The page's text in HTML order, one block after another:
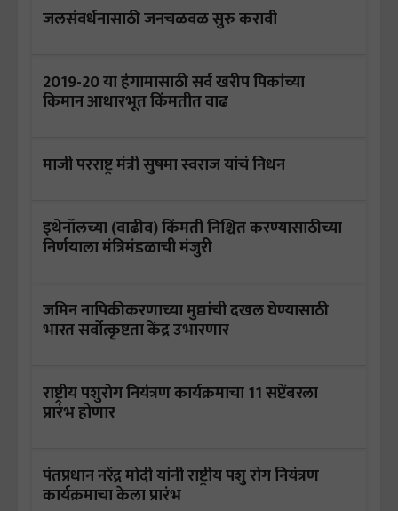
जलसंवर्धनासाठी जनचळवळ सुरु करावी
2019-20 या हंगामासाठी सर्व खरीप पिकांच्या
किमान आधारभूत किंमतीत वाढ
माजी परराष्ट्र मंत्री सुषमा स्वराज यांचं निधन
इथेनॉलच्या (वाढीव) किंमती निश्चित करण्यासाठीच्या
निर्णयाला मंत्रिमंडळाची मंजुरी
जमिन नापिकीकरणाच्या मुद्यांची दखल घेण्यासाठी
भारत सर्वोत्कृष्टता केंद्र उभारणार
राष्ट्रीय पशुरोग नियंत्रण कार्यक्रमाचा 11 सप्टेंबरला
प्रारंभ होणार
पंतप्रधान नरेंद्र मोदी यांनी राष्ट्रीय पशु रोग नियंत्रण
कार्यक्रमाचा केला प्रारंभ